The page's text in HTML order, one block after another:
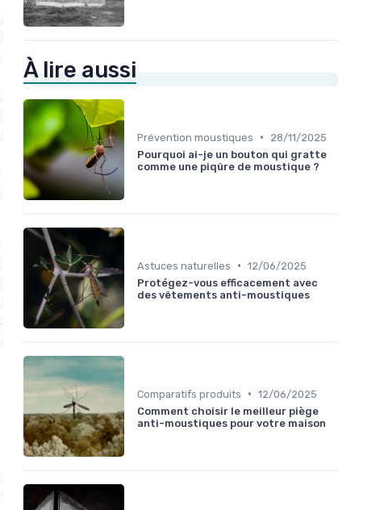
À lire aussi
Prévention moustiques •
28/11/2025
Pourquoi ai-je un bouton qui gratte
comme une piqûre de moustique ?
Astuces naturelles • 12/06/2025
Protégez-vous efficacement avec
des vêtements anti-moustiques
Comparatifs produits • 12/06/2025
Comment choisir le meilleur piège
anti-moustiques pour votre maison